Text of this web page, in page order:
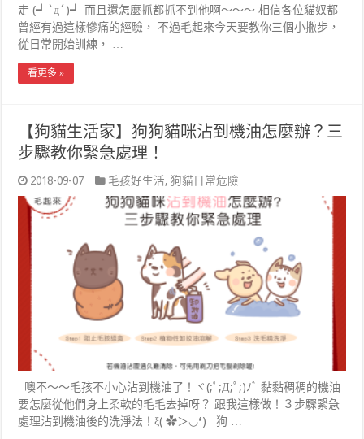
走 (┛`д´)┛ 而且還怎麼抓都抓不到他啊～～～ 相信各位貓奴都
曾經有過這樣慘痛的經驗， 不過毛起來今天要教你三個小撇步，
從日常開始訓練， …
看更多 »
【狗貓生活家】狗狗貓咪沾到機油怎麼辦？三
步驟教你緊急處理！
2018-09-07 毛孩好生活,狗貓日常危險
噢不～～毛孩不小心沾到機油了！ヾ(;ﾟ;Д;ﾟ;)ﾉﾞ 黏黏稠稠的機油
要怎麼從他們身上柔軟的毛毛去掉呀？ 跟我這樣做！３步驟緊急
處理沾到機油後的洗淨法！ξ( ✿＞◡❛) 狗 …